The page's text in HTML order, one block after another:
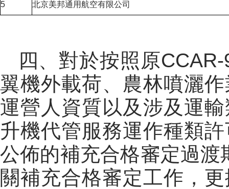
5 北京美邦通用航空有限公司
四、 對於按照原
翼機外載荷、農林噴灑
運營人資質以及涉及 運
升機代管服務運作種類
公佈的補充合格審定過
關補充合格審定工作，